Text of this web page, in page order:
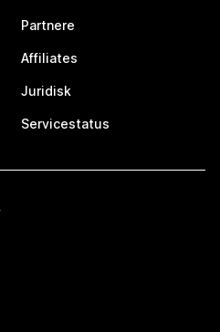
Partnere
Affiliates
Juridisk
Servicestatus